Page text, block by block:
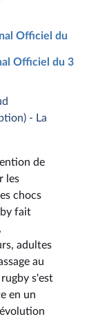
Officiel du
Officiel du 3
- La
de
les
chocs
fait
adultes
au
s'est
en un